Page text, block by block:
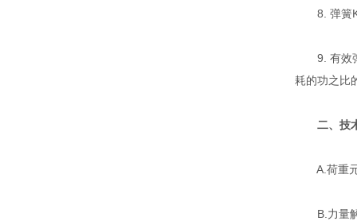
8. 弹簧K
9. 有效弹
耗的功之比
二、技
A.荷重元
B.力量解